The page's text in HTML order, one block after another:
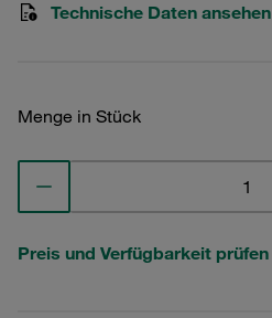
Technische Daten ansehen
Menge in Stück
Preis und Verfügbarkeit prüfen